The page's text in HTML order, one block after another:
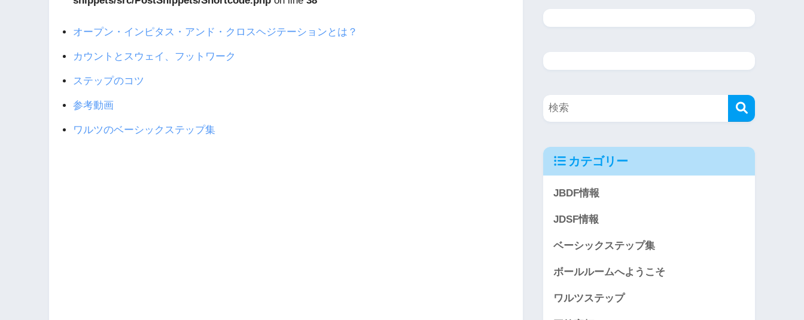
オープン・インピタス・アンド・クロスヘジテーションとは？
カウントとスウェイ、フットワーク
ステップのコツ
参考動画
ワルツのベーシックステップ集
カテゴリー
JBDF情報
JDSF情報
ベーシックステップ集
ボールルームへようこそ
ワルツステップ